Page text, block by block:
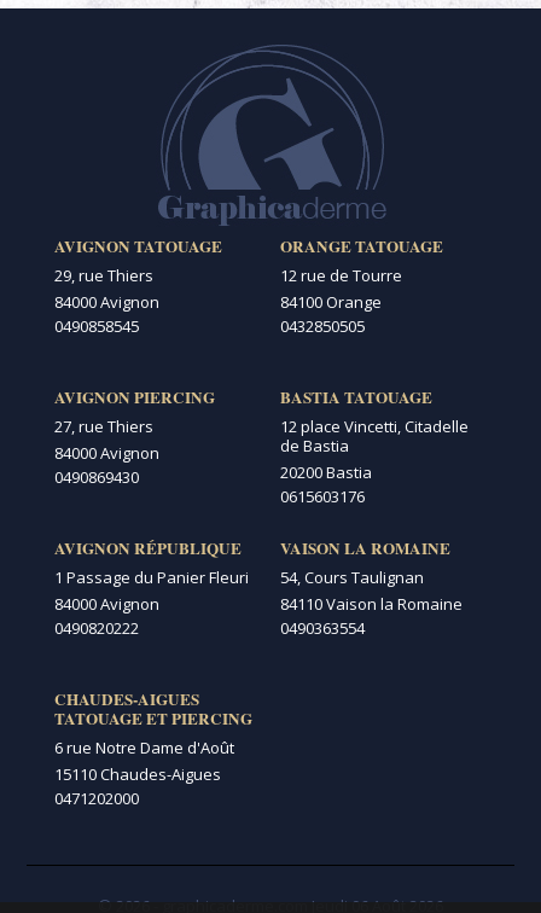
AVIGNON TATOUAGE
29, rue Thiers
84000 Avignon
0490858545
AVIGNON PIERCING
27, rue Thiers
84000 Avignon
0490869430
AVIGNON RÉPUBLIQUE
1 Passage du Panier Fleuri
84000 Avignon
0490820222
CHAUDES-AIGUES
TATOUAGE ET PIERCING
6 rue Notre Dame d'Août
15110 Chaudes-Aigues
0471202000
ORANGE TATOUAGE
12 rue de Tourre
84100 Orange
0432850505
BASTIA TATOUAGE
12 place Vincetti, Citadelle
de Bastia
20200 Bastia
0615603176
VAISON LA ROMAINE
54, Cours Taulignan
84110 Vaison la Romaine
0490363554
© 2026 - graphicaderme.com Jeudi 06 Août 2026